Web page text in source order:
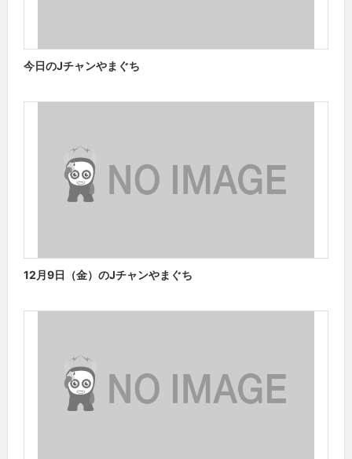
今日のJチャンやまぐち
12月9日（金）のJチャンやまぐち